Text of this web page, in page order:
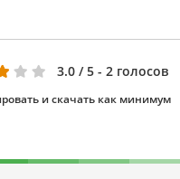
3.0 / 5 - 2 голосов
и скачать как минимум